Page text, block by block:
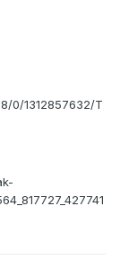
0/1312857632/T